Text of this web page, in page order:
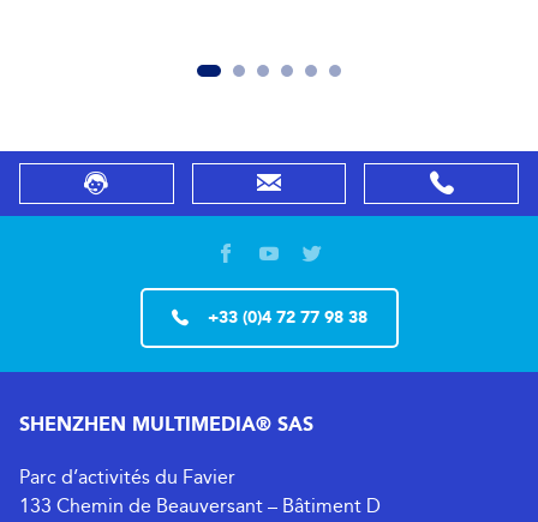
+33 (0)4 72 77 98 38
SHENZHEN MULTIMEDIA® SAS
Parc d’activités du Favier
133 Chemin de Beauversant – Bâtiment D